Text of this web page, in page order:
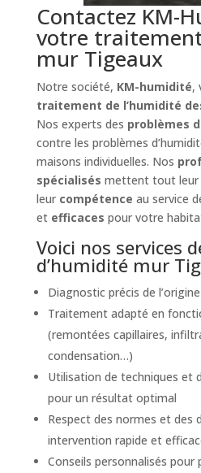
Contactez KM-
votre
mur Tigeaux
Notre société, KM-humidité,
traitement de l’humidité
Nos experts des problèmes
contre les problèmes
maisons individuelles. Nos
spécialisés mettent tout leur
leur compétence au service
et efficaces pour votre
Voici nos services
d’humidité mur
Diagnostic précis de
Traitement adapté en
(remontées capillaires,
condensation…)
Utilisation de techniques et
pour un résultat optimal
Respect des normes et des
intervention rapide et
Conseils personnalisés pour